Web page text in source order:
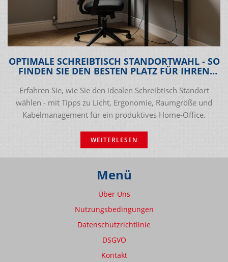
OPTIMALE SCHREIBTISCH STANDORTWAHL - SO
FINDEN SIE DEN BESTEN PLATZ FÜR IHREN
Erfahren Sie, wie Sie den idealen Schreibtisch Standort
wählen - mit Tipps zu Licht, Ergonomie, Raumgröße und
Kabelmanagement für ein produktives Home‑Office.
WEITERLESEN
Menü
Über Uns
Nutzungsbedingungen
Datenschutzrichtlinie
DSGVO
Kontakt